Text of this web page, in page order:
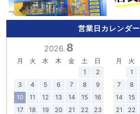
営業日カレンダー
2026. 8
月 火 水 木 金 土
日
1
2
3
4 5 6 7 8
9
10
11 12 13 14 15
16
17
18 19 20 21 22
23
月 火
1
7
8
14
15
21
22